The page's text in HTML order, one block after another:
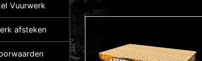
Vuurwerk
afsteken